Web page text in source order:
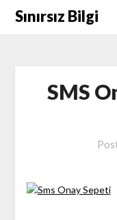
SkipSınırsız Bilgi
SMS